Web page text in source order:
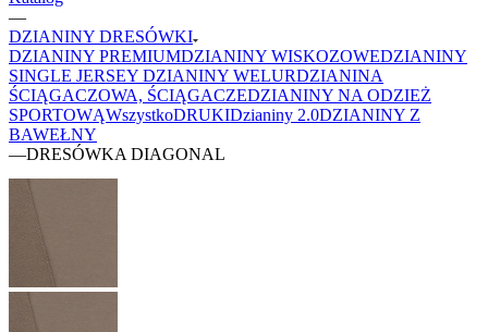
—
DZIANINY DRESÓWKI
DZIANINY PREMIUMDZIANINY WISKOZOWEDZIANINY
SINGLE JERSEY DZIANINY WELURDZIANINA
ŚCIĄGACZOWA, ŚCIĄGACZEDZIANINY NA ODZIEŻ
SPORTOWĄWszystkoDRUKIDzianiny 2.0DZIANINY Z
BAWEŁNY
—DRESÓWKA DIAGONAL